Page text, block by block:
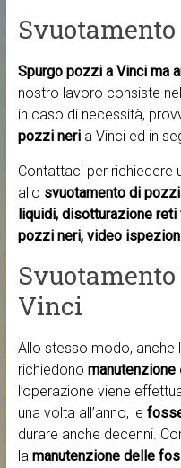
Spurgo pozzi a Vinci ma
nostro lavoro consiste
in caso di necessità,
pozzi neria Vinci ed in
Contattaci per richiedere
allo svuotamento di
liquidi, disotturazione
pozzi neri, video
Vinci
Allo stesso modo, anche
richiedono manutenzione
l’operazione viene
una volta all’anno, le
durare anche decenni.
la manutenzione delle